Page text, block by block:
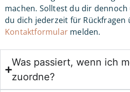
machen. Solltest du dir
du dich jederzeit für Rückfragen
Kontaktformular melden.
Was passiert, wenn ich
zuordne?